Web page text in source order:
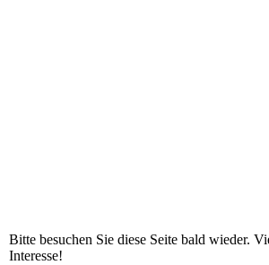
Bitte besuchen Sie diese Seite bald wieder.
Interesse!